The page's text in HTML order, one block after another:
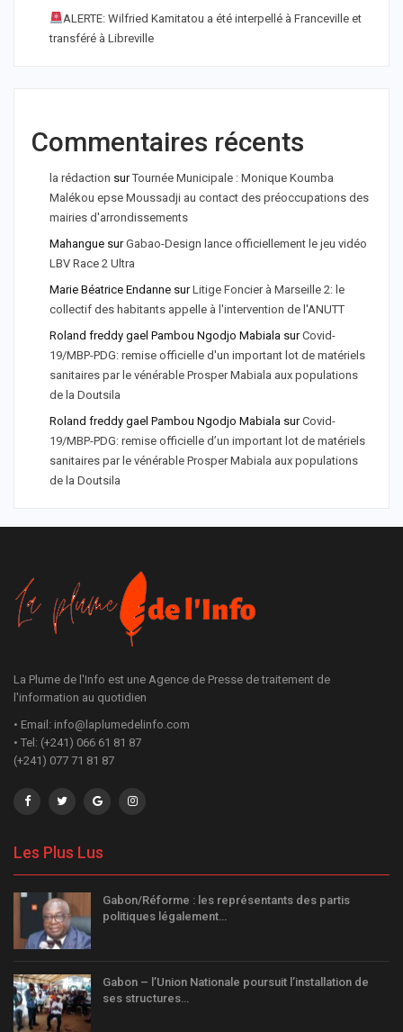
ALERTE: Wilfried Kamitatou a été interpellé à Franceville et
transféré à Libreville
Commentaires récents
la rédaction surTournée Municipale : Monique Koumba
Malékou epse Moussadji au contact des préoccupations des
mairies d'arrondissements
Mahangue surGabao-Design lance officiellement le jeu vidéo
LBV Race 2 Ultra
Marie Béatrice Endanne surLitige Foncier à Marseille 2: le
collectif des habitants appelle à l'intervention de l'ANUTT
Roland freddy gael Pambou Ngodjo Mabiala surCovid-
19/MBP-PDG: remise officielle d'un important lot de matériels
sanitaires par le vénérable Prosper Mabiala aux populations
de la Doutsila
Roland freddy gael Pambou Ngodjo Mabiala surCovid-
19/MBP-PDG: remise officielle d’un important lot de matériels
sanitaires par le vénérable Prosper Mabiala aux populations
de la Doutsila
La Plume de l'Info est une Agence de Presse de traitement de
l'information au quotidien
• Email: info@laplumedelinfo.com
• Tel: (+241) 066 61 81 87
(+241) 077 71 81 87
Les Plus Lus
Gabon/Réforme : les représentants des partis
politiques légalement…
Gabon – l’Union Nationale poursuit l’installation de
ses structures…